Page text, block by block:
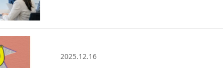
2025.12.16